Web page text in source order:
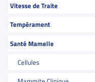
Vitesse de Traite
Tempérament
Santé Mamelle
Cellules